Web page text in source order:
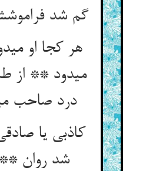
گم شد
هر کجا او
می‏دود ** از
درد صاحب
کاذبی یا
شد روان